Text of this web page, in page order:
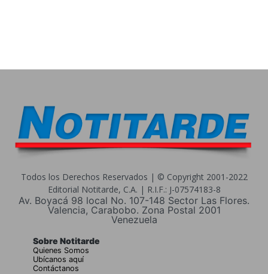
Todos los Derechos Reservados | © Copyright 2001-2022
Editorial Notitarde, C.A. | R.I.F.: J-07574183-8
Av. Boyacá 98 local No. 107-148 Sector Las Flores.
Valencia, Carabobo. Zona Postal 2001
Venezuela
Sobre Notitarde
Quienes Somos
Ubícanos aquí
Contáctanos